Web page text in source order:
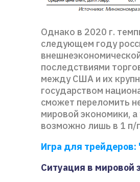
Однако в 2020 г.
следующем году
последствиями
между США и их
государством
сможет переломить
мировой экономики,
возможно лишь в 1 п/
Игра для
Ситуация в мировой